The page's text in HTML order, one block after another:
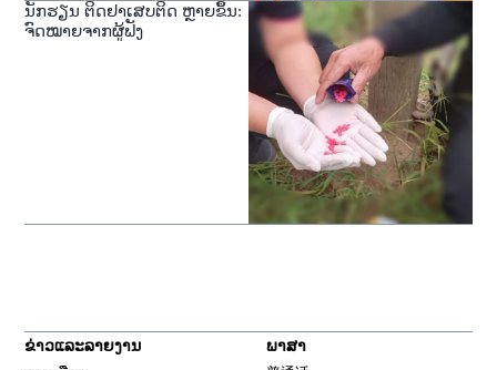
ນັກຮຽນ ຕິດຢາເສບຕິດ ຫຼາຍຂຶ້ນ:
ຈົດໝາຍຈາກຜູ້ຟັງ
ຂ່າວແລະລາຍງານ
ພາສາ